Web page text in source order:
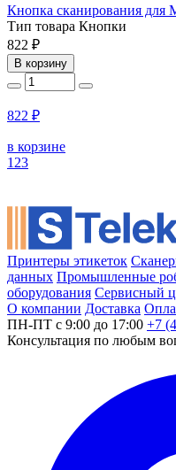
Кнопка сканирования для
Тип товара Кнопки
822 ₽
В корзину
822 ₽
в корзине
1 23
Принтеры этикеток
данных Промышленные
оборудования Сервисный
О компании Доставка
ПН-ПТ с 9:00 до 17:00 +7
Консультация по любым